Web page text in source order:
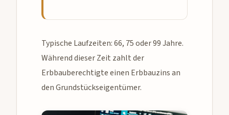
Typische Laufzeiten: 66, 75 oder 99 Jahre.
Während dieser Zeit zahlt der
Erbbauberechtigte einen Erbbauzins an
den Grundstückseigentümer.